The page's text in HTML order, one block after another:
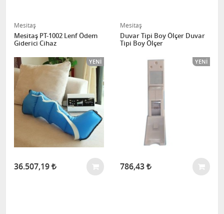
Mesitaş
Mesitaş PT-1002 Lenf Ödem
Giderici Cihaz
YENI
36.507,19
Mesitaş
Duvar Tipi Boy Ölçer Duvar
Tipi Boy Ölçer
YENI
786,43